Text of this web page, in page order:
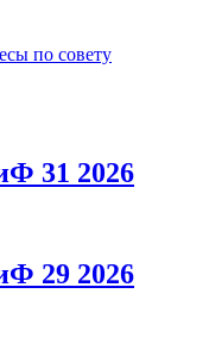
по совету
31 2026
29 2026